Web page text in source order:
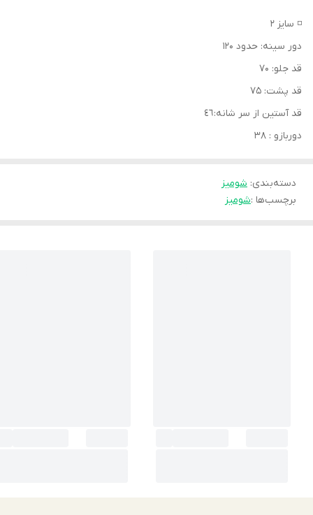
◽ سایز ۲
دور سینه: حدود ۱۲۰
قد جلو: ۷۰
قد پشت: ۷۵
قد آستين از سر شانه:٤٦
دوربازو : ٣٨
دسته‌بندی: شوميز
برچسب‌ها :شومیز